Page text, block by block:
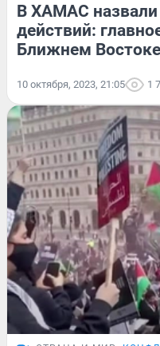
В ХАМАС
действий:
Ближнем
10 октября, 2023, 21:05 1